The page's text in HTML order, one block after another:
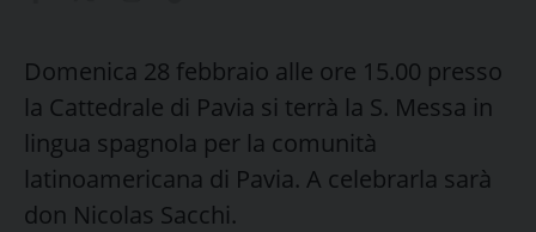
Domenica 28 febbraio alle ore 15.00 presso
la Cattedrale di Pavia si terrà la S. Messa in
lingua spagnola per la comunità
latinoamericana di Pavia. A celebrarla sarà
don Nicolas Sacchi.